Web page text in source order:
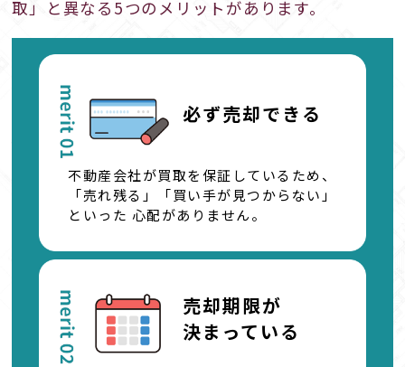
取」と異なる5つのメリットがあります。
必ず売却できる
不動産会社が買取を保証しているため、
「売れ残る」「買い手が見つからない」
といった 心配がありません。
売却期限が
決まっている